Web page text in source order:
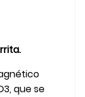
que se